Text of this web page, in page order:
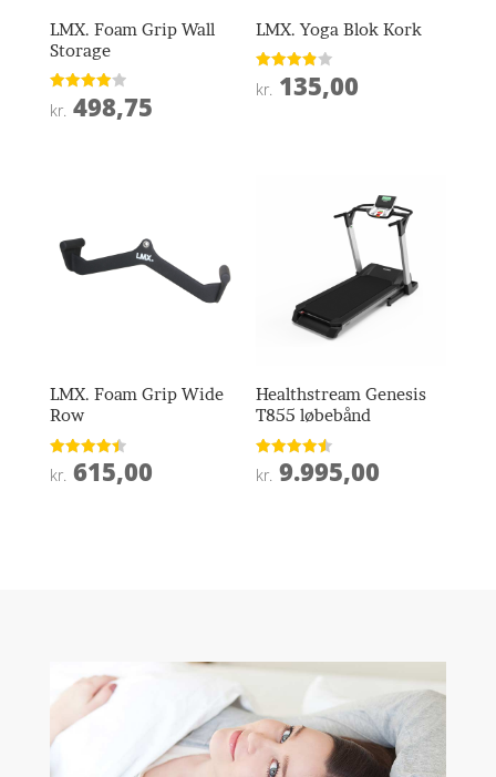
LMX. Foam Grip Wall
Storage
Vurderet
4
kr. 498,75
LMX. Yoga Blok Kork
Vurderet
3.9
kr. 135,00
LMX. Foam Grip Wide
Row
Vurderet
4.5
kr. 615,00
Healthstream Genesis
T855 løbebånd
Vurderet
4.5
kr. 9.995,00